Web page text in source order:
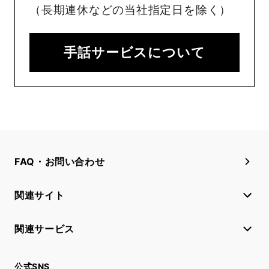
（長期連休などの当社指定日を除く）
手話サービスについて
FAQ・お問い合わせ
関連サイト
関連サービス
公式SNS